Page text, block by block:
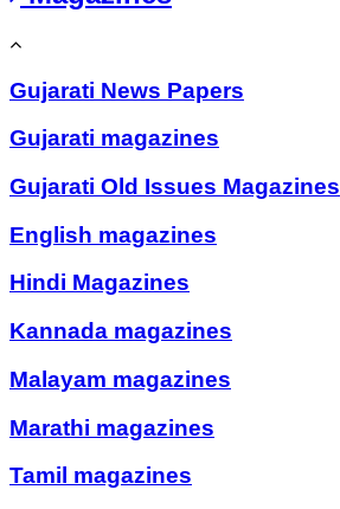
Gujarati News Papers
Gujarati magazines
Gujarati Old Issues Magazines
English magazines
Hindi Magazines
Kannada magazines
Malayam magazines
Marathi magazines
Tamil magazines